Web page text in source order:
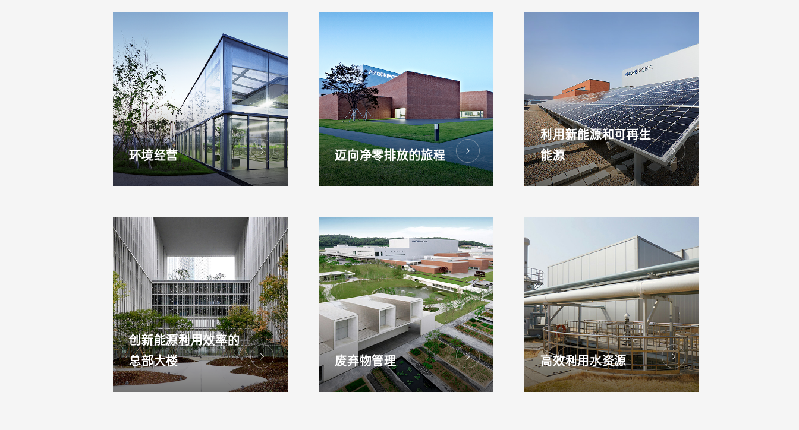
环境经营 迈向净零排放的旅程
利用新能源和可再生
能源
创新能源利用效率的
总部大楼
废弃物管理 高效利用水资源